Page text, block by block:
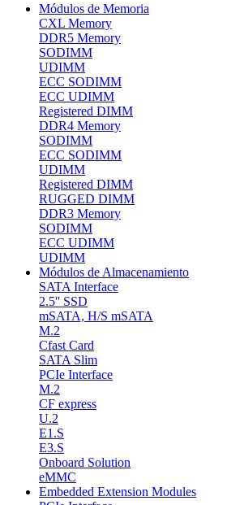
Módulos de Memoria
CXL Memory
DDR5 Memory
SODIMM
UDIMM
ECC SODIMM
ECC UDIMM
Registered DIMM
DDR4 Memory
SODIMM
ECC SODIMM
UDIMM
Registered DIMM
RUGGED DIMM
DDR3 Memory
SODIMM
ECC UDIMM
UDIMM
Módulos de Almacenamiento
SATA Interface
2.5'' SSD
mSATA, H/S mSATA
M.2
Cfast Card
SATA Slim
PCIe Interface
M.2
CF express
U.2
E1.S
E3.S
Onboard Solution
eMMC
Embedded Extension Modules